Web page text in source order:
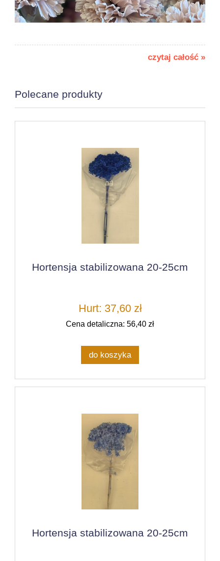
czytaj całość »
Polecane produkty
Hortensja stabilizowana 20-25cm
Hurt: 37,60 zł
Cena detaliczna: 56,40 zł
do koszyka
Hortensja stabilizowana 20-25cm